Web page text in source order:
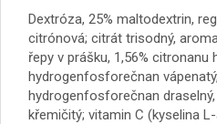
Dextróza, 25% maltodextrin,
citrónová; citrát trisodný,
řepy v prášku, 1,56% citronanu
hydrogenfosforečnan
hydrogenfosforečnan
křemičitý; vitamin C (kyselina